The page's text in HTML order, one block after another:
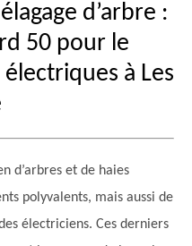
d’arbre :
50 pour le
à Les
d’arbres et de haies
polyvalents, mais aussi de
électriciens. Ces derniers